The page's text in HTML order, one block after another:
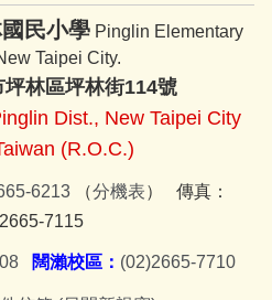
民小學 Pinglin Elementary
Taipei City.
林區坪林街114號
Dist., New Taipei City
(R.O.C.)
6213（分機表） 傳真：
7115
闊瀨校區： (02)2665-7710